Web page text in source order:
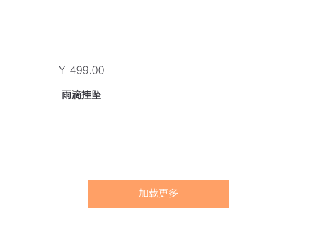
￥ 499.00
雨滴挂坠
加载更多